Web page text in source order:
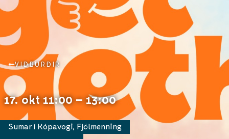
VIÐBURÐIR
17. okt 11:00 – 13:00
Sumar í Kópavogi Fjölmenning